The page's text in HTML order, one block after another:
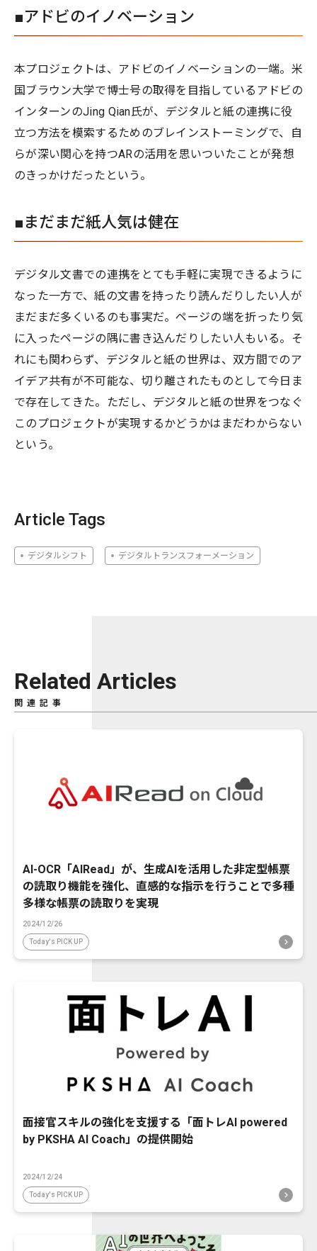
■アドビのイノベーション
本プロジェクトは、アドビのイノベーションの一端。米
国ブラウン大学で博士号の取得を目指しているアドビの
インターンのJing Qian氏が、デジタルと紙の連携に役
立つ方法を模索するためのブレインストーミングで、自
らが深い関心を持つARの活用を思いついたことが発想
のきっかけだったという。
■まだまだ紙人気は健在
デジタル文書での連携をとても手軽に実現できるように
なった一方で、紙の文書を持ったり読んだりしたい人が
まだまだ多くいるのも事実だ。ページの端を折ったり気
に入ったページの隅に書き込んだりしたい人もいる。そ
れにも関わらず、デジタルと紙の世界は、双方間でのア
イデア共有が不可能な、切り離されたものとして今日ま
で存在してきた。ただし、デジタルと紙の世界をつなぐ
このプロジェクトが実現するかどうかはまだわからない
という。
Article Tags
デジタルシフト デジタルトランスフォーメーション
Related Articles
関連記事
AI-OCR「AIRead」が、生成AIを活用した非定型帳票
の読取り機能を強化、直感的な指示を行うことで多種
多様な帳票の読取りを実現
2024/12/26
Today's PICK UP
面接官スキルの強化を支援する「面トレAI powered
by PKSHA AI Coach」の提供開始
2024/12/24
Today's PICK UP